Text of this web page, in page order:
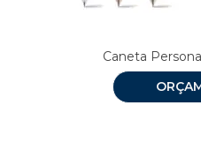
Caneta